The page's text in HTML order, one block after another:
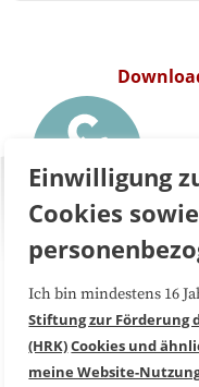
Über uns
Medienarbeit
Einwilligung
Cookies
Ich bin mindestens 16
Stiftung zur Förderung
(HRK)Cookies und
meine Website-